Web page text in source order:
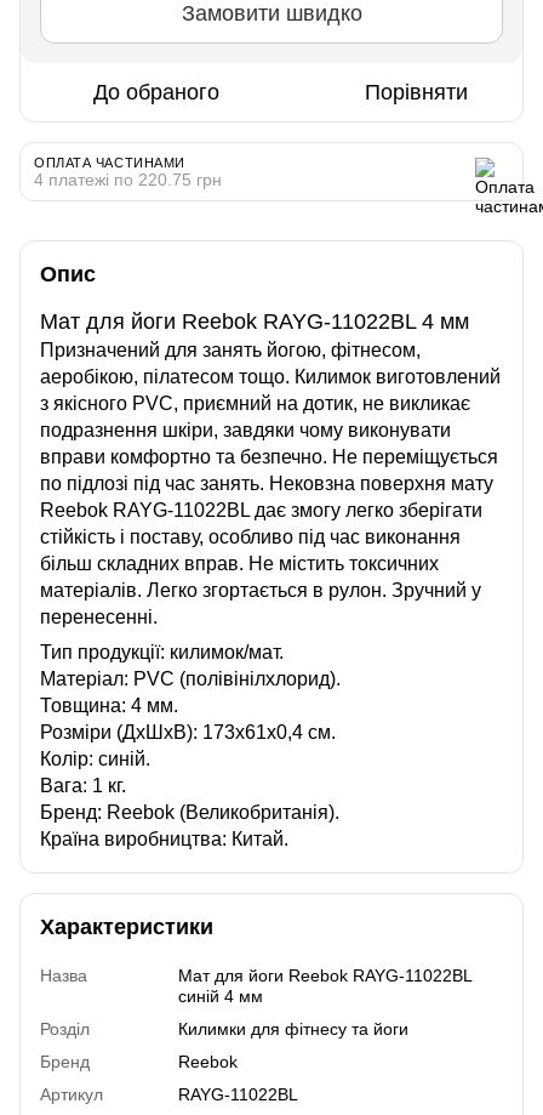
Замовити швидко
До обраного Порівняти
ОПЛАТА ЧАСТИНАМИ
4 платежі по 220.75 грн
Опис
Мат для йоги Reebok RAYG-11022BL 4 мм
Призначений для занять йогою, фітнесом,
аеробікою, пілатесом тощо. Килимок виготовлений
з якісного PVC, приємний на дотик, не викликає
подразнення шкіри, завдяки чому виконувати
вправи комфортно та безпечно. Не переміщується
по підлозі під час занять. Нековзна поверхня мату
Reebok RAYG-11022BL дає змогу легко зберігати
стійкість і поставу, особливо під час виконання
більш складних вправ. Не містить токсичних
матеріалів. Легко згортається в рулон. Зручний у
перенесенні.
Тип продукції: килимок/мат.
Матеріал: PVC (полівінілхлорид).
Товщина: 4 мм.
Розміри (ДхШхВ): 173х61х0,4 см.
Колір: синій.
Вага: 1 кг.
Бренд: Reebok (Великобританія).
Країна виробництва: Китай.
Характеристики
Назва
Мат для йоги Reebok RAYG-11022BL
синій 4 мм
Розділ
Килимки для фітнесу та йоги
Бренд
Reebok
Артикул
RAYG-11022BL